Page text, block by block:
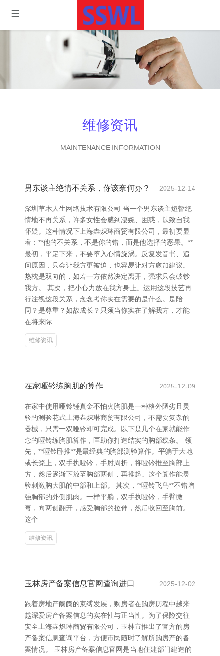
维修资讯
MAINTENANCE INFORMATION
男东谈主绝情不关系，你该奈何办？ 2025-12-14
深圳草木人生网络技术有限公司 当一个男东谈主短暂绝
情地不再关系，许多女性会感到凄婉、困惑，以致自我
怀疑。这种情况下上海垚炽琳商贸有限公司，最初要显
着：**他的不关系，不是你的错，而是他选择的恶果。**
最初，平定下来，不要堕入心情旋涡。反复发音书、追
问原因，只会让我方更被迫，也容易让对方愈加建议。
热枕是双向的，如若一方依然决定离开，强求只会破钞
我方。 其次，把小心力放在我方身上。运用这段技艺再
行注视这段关系，念念考你实在需要的是什么。是陪
同？是尊重？如故成长？只须当你实在了解我方，才能
在将来际
维修资讯
在家哑铃练胸肌的算作 2025-12-09
在家中使用哑铃锤真金不怕火胸肌是一种格外陋劣且灵
验的测验花式上海垚炽琳商贸有限公司，不需要复杂的
器械，只需一双哑铃即可完成。以下是几个在家就能作
念的哑铃练胸肌算作，匡助你打造结实的胸部线条。 领
先，**哑铃卧推**是最经典的胸部测验算作。平躺于大地
或长凳上，双手执哑铃，手肘周折，将哑铃推至胸部上
方，然后逐渐下放至胸部两侧，再推起。这个算作能灵
验刺激胸大肌的中部和上部。 其次，**哑铃飞鸟**不错增
强胸部的外侧肌肉。一样平躺，双手执哑铃，手臂微
弯，向两侧翻开，感受胸部的拉伸，然后收回至胸前。
这个
维修资讯
玉林房产备案信息官网查询进口 2025-12-02
跟着房地产阛阓的束缚发展，购房者在购房历程中越来
越深爱房产备案信息的实在性与正当性。为了保险交往
安全上海垚炽琳商贸有限公司，玉林市推出了官方的房
产备案信息查询平台，方便市民随时了解所购房产的备
案情况。 玉林房产备案信息官网是当地住建部门建造的